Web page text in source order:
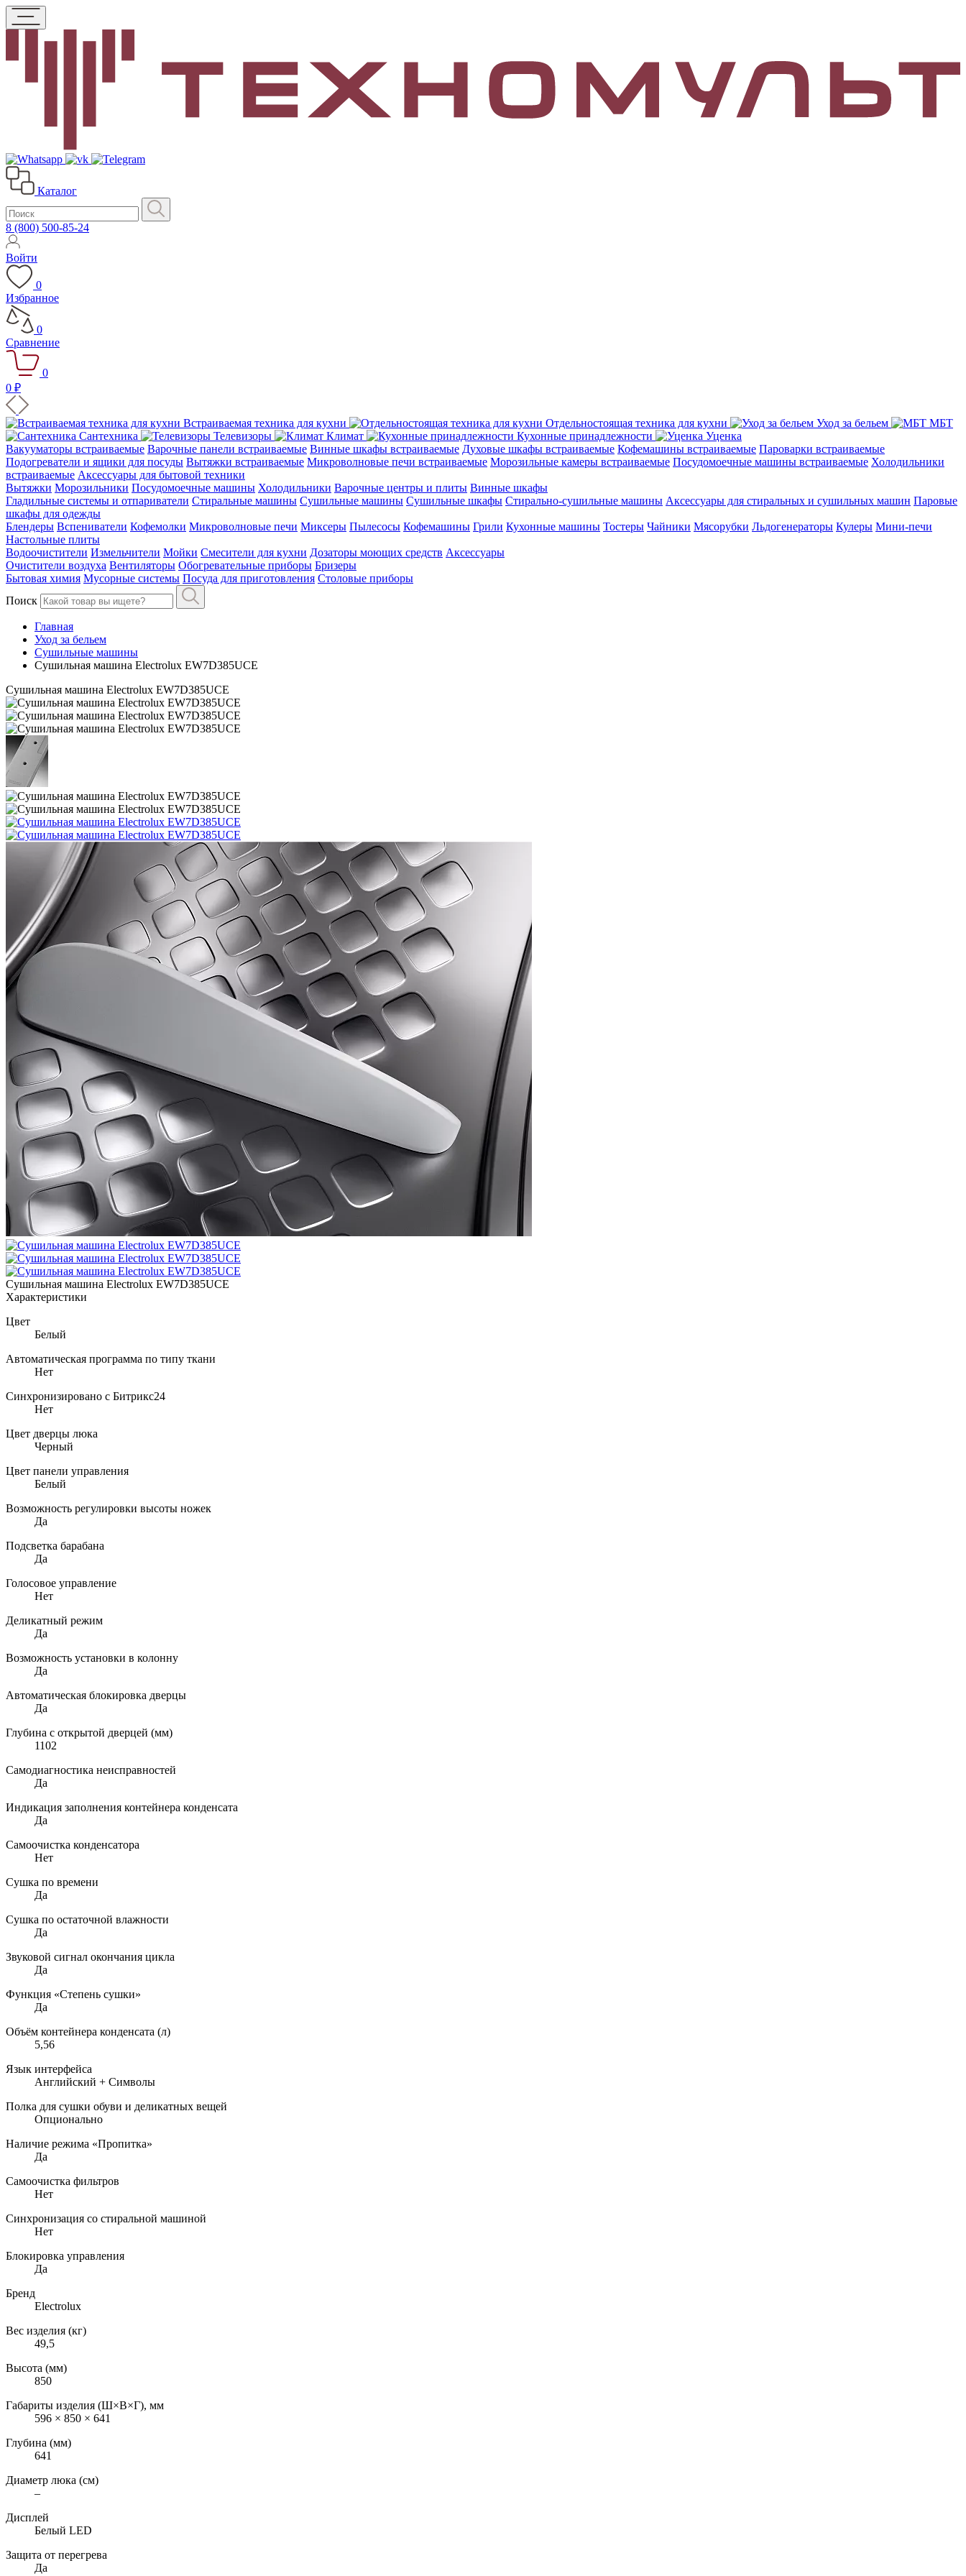
Каталог
8 (800) 500-85-24
Войти
0
Избранное
0
Сравнение
0
0 ₽
Встраиваемая техника для кухни Отдельностоящая техника для кухни Уход за бельем
МБТ
Сантехника
Телевизоры Климат Кухонные принадлежности
Уценка
Вакууматоры встраиваемые Варочные панели встраиваемые Винные шкафы встраиваемые Духовые шкафы встраиваемые Кофемашины встраиваемые Пароварки встраиваемые
Подогреватели и ящики для посуды Вытяжки встраиваемые Микроволновые печи встраиваемые Морозильные камеры встраиваемые Посудомоечные машины встраиваемые Холодильники
встраиваемые Аксессуары для бытовой техники
Вытяжки Морозильники Посудомоечные машины Холодильники Варочные центры и плиты Винные шкафы
Гладильные системы и отпариватели Стиральные машины Сушильные машины Сушильные шкафы Стирально-сушильные машины Аксессуары для стиральных и сушильных машин Паровые
шкафы для одежды
Блендеры Вспениватели Кофемолки Микроволновые печи Миксеры Пылесосы Кофемашины Грили Кухонные машины Тостеры Чайники Мясорубки Льдогенераторы Кулеры Мини-печи
Настольные плиты
Водоочистители Измельчители Мойки Смесители для кухни Дозаторы моющих средств Аксессуары
Очистители воздуха Вентиляторы Обогревательные приборы Бризеры
Бытовая химия Мусорные системы Посуда для приготовления Столовые приборы
Поиск
Главная
Уход за бельем
Сушильные машины
Сушильная машина Electrolux EW7D385UCE
Сушильная машина Electrolux EW7D385UCE
Сушильная машина Electrolux EW7D385UCE
Характеристики
Цвет
Белый
Автоматическая программа по типу ткани
Нет
Синхронизировано с Битрикс24
Нет
Цвет дверцы люка
Черный
Цвет панели управления
Белый
Возможность регулировки высоты ножек
Да
Подсветка барабана
Да
Голосовое управление
Нет
Деликатный режим
Да
Возможность установки в колонну
Да
Автоматическая блокировка дверцы
Да
Глубина с открытой дверцей (мм)
1102
Самодиагностика неисправностей
Да
Индикация заполнения контейнера конденсата
Да
Самоочистка конденсатора
Нет
Сушка по времени
Да
Сушка по остаточной влажности
Да
Звуковой сигнал окончания цикла
Да
Функция «Степень сушки»
Да
Объём контейнера конденсата (л)
5,56
Язык интерфейса
Английский + Символы
Полка для сушки обуви и деликатных вещей
Опционально
Наличие режима «Пропитка»
Да
Самоочистка фильтров
Нет
Синхронизация со стиральной машиной
Нет
Блокировка управления
Да
Бренд
Electrolux
Вес изделия (кг)
49,5
Высота (мм)
850
Габариты изделия (Ш×В×Г), мм
596 × 850 × 641
Глубина (мм)
641
Диаметр люка (см)
–
Дисплей
Белый LED
Защита от перегрева
Да